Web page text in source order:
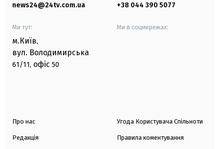
news24@24tv.com.ua +38 044 390 5077
Ми тут:
м.Київ,
вул. Володимирська
61/11, офіс 50
Ми в соцмережах:
Про нас
Редакція
Угода Користувача Спільноти
Правила коментування